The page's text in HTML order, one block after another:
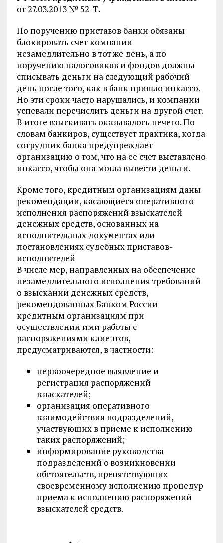
от 27.03.2013 № 52-Т.
По поручению приставов банки обязаны
блокировать счет компании
незамедлительно в тот же день, а по
поручению налоговиков и фондов должны
списывать деньги на следующий рабочий
день после того, как в банк пришло инкассо.
Но эти сроки часто нарушались, и компании
успевали перечислить деньги на другой счет.
В итоге взыскивать оказывалось нечего. По
словам банкиров, существует практика, когда
сотрудник банка предупреждает
организацию о том, что на ее счет выставлено
инкассо, чтобы она могла вывести деньги.
Кроме того, кредитным организациям даны
рекомендации, касающиеся оперативного
исполнения распоряжений взыскателей
денежных средств, основанных на
исполнительных документах или
постановлениях судебных приставов-
исполнителей
В числе мер, направленных на обеспечение
незамедлительного исполнения требований
о взыскании денежных средств,
рекомендованных Банком России
кредитным организациям при
осуществлении ими работы с
распоряжениями клиентов,
предусматриваются, в частности:
первоочередное выявление и
регистрация распоряжений
взыскателей;
организация оперативного
взаимодействия подразделений,
участвующих в приеме к исполнению
таких распоряжений;
информирование руководства
подразделений о возникновении
обстоятельств, препятствующих
своевременному исполнению процедур
приема к исполнению распоряжений
взыскателей средств.